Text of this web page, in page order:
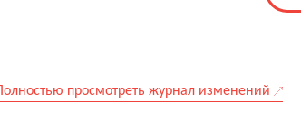
просмотреть журнал изменений